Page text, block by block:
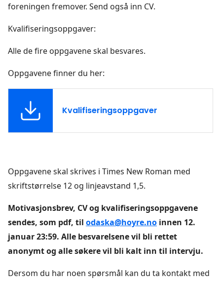
foreningen fremover. Send også inn CV.
Kvalifiseringsoppgaver:
Alle de fire oppgavene skal besvares.
Oppgavene finner du her:
Kvalifiseringsoppgaver
Oppgavene skal skrives i Times New Roman med
skriftstørrelse 12 og linjeavstand 1,5.
Motivasjonsbrev, CV og kvalifiseringsoppgavene
sendes, som pdf, til odaska@hoyre.no innen 12.
januar 23:59. Alle besvarelsene vil bli rettet
anonymt og alle søkere vil bli kalt inn til intervju.
Dersom du har noen spørsmål kan du ta kontakt med